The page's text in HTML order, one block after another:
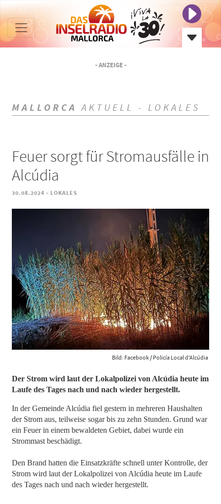
- ANZEIGE -
MALLORCA AKTUELL - LOKALES
Feuer sorgt für Stromausfälle in
Alcúdia
30.08.2024 - LOKALES
Bild: Facebook / Policía Local d'Alcúdia
Der Strom wird laut der Lokalpolizei von Alcúdia heute im
Laufe des Tages nach und nach wieder hergestellt.
In der Gemeinde Alcúdia fiel gestern in mehreren Haushalten
der Strom aus, teilweise sogar bis zu zehn Stunden. Grund war
ein Feuer in einem bewaldeten Gebiet, dabei wurde ein
Strommast beschädigt.
Den Brand hatten die Einsatzkräfte schnell unter Kontrolle, der
Strom wird laut der Lokalpolizei von Alcúdia heute im Laufe
des Tages nach und nach wieder hergestellt.